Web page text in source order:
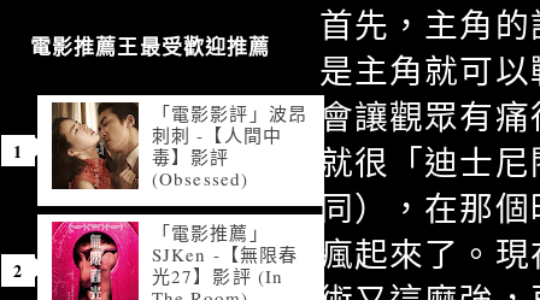
首先，主角
是主角就可
會讓觀眾有
就很「迪士
同），在那
瘋起來了。
電影推薦王最受歡迎推薦
「電影影評」波昂
刺刺 -【人間中
毒】影評
(Obsessed)
「電影推薦」
SJKen -【無限春
光27】影評 (In